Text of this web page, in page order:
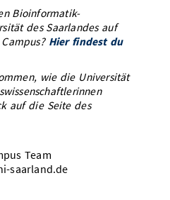
Bioinformatik-
des Saarlandes auf
Hier findest du
wie die Universität
auf die Seite des
Team
saarland.de